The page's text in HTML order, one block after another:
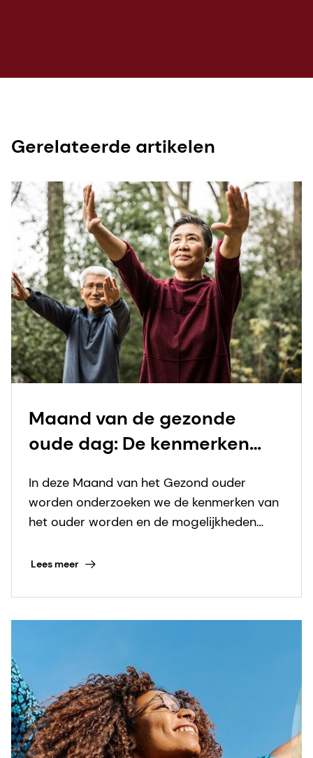
Gerelateerde artikelen
Maand van de gezonde
oude dag: De kenmerken
met voedingsoplossingen
In deze Maand van het Gezond ouder
worden onderzoeken we de kenmerken van
het ouder worden en de mogelijkheden
helpen langer en beter te leven.
Lees meer